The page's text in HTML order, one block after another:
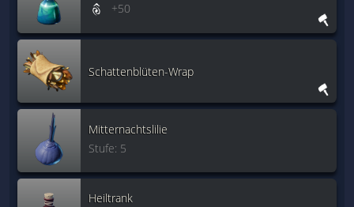
+50
Schattenblüten-Wrap
Mitternachtslilie
Stufe: 5
Heiltrank